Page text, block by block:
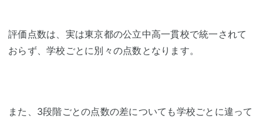
評価点数は、実は東京都の公立中高一貫校で統一されて
おらず、学校ごとに別々の点数となります。
また、3段階ごとの点数の差についても学校ごとに違って